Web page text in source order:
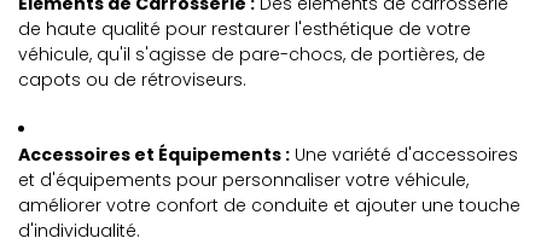
de haute qualité pour restaurer l'esthétique de votre
véhicule, qu'il s'agisse de pare-chocs, de portières, de
capots ou de rétroviseurs.
Accessoires et Équipements : Une variété d'accessoires
et d'équipements pour personnaliser votre véhicule,
améliorer votre confort de conduite et ajouter une touche
d'individualité.